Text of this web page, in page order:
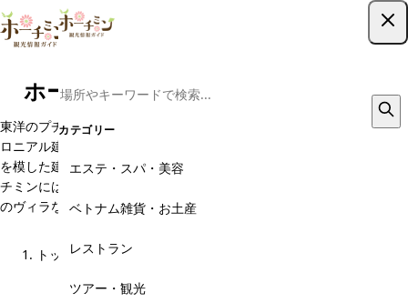
カテゴリー
エステ・スパ・美容
ベトナム雑貨・お土産
レストラン
ツアー・観光
ホーチミンのヴィラ・ガーデンスパ
東洋のプチパリとも言われる「ホーチミン」フランスの植民地時代のコ
ロニアル建築が今も残るホーチミン。白亜のビラやフランスの建築様式
を模した建物が数多く残っています。そんな東洋と西洋が溶け合うホー
チミンにはヴィラのスパがホーチミンにたくさんあります。プール付き
のヴィラなどフォトジェニックな場所も。ヴィラでのマッサージを選べ
トップエステ・スパ・美容
ヴィラ・ガーデンスパのメニュー